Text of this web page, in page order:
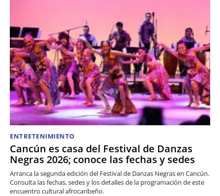
ENTRETENIMIENTO
Cancún es casa del Festival de Danzas
Negras 2026; conoce las fechas y sedes
Arranca la segunda edición del Festival de Danzas Negras en Cancún.
Consulta las fechas, sedes y los detalles de la programación de este
encuentro cultural afrocaribeño.